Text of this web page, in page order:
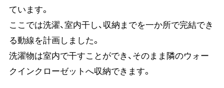
ています。
ここでは洗濯、室内干し、収納までを一か所で完結でき
る動線を計画しました。
洗濯物は室内で干すことができ、そのまま隣のウォー
クインクローゼットへ収納できます。